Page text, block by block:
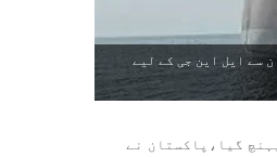
سے ایل این جی کے لیے
گیا،پاکستان نے